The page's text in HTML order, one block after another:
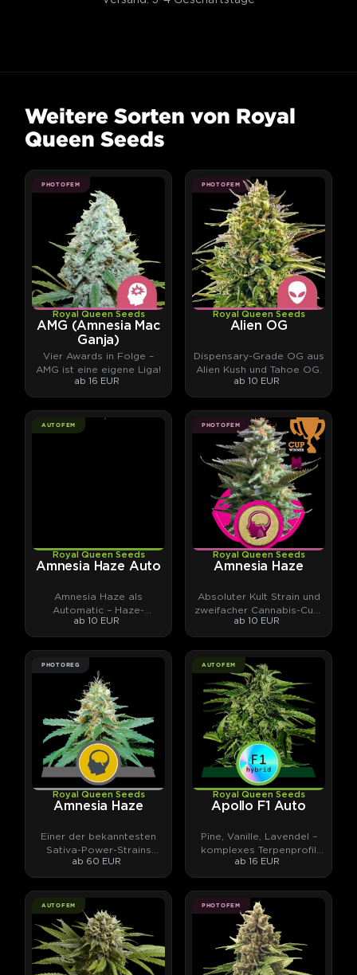
Weitere Sorten von Royal
Queen Seeds
PHOTOFEM
Royal Queen Seeds
AMG (Amnesia Mac
Ganja)
Vier Awards in Folge –
AMG ist eine eigene Liga!
ab 16 EUR
PHOTOFEM
Royal Queen Seeds
Alien OG
Dispensary-Grade OG aus
Alien Kush und Tahoe OG.
ab 10 EUR
AUTOFEM
Royal Queen Seeds
Amnesia Haze Auto
Amnesia Haze als
Automatic – Haze-
Klassiker neu gedacht.
ab 10 EUR
PHOTOFEM
Royal Queen Seeds
Amnesia Haze
Absoluter Kult Strain und
zweifacher Cannabis-Cup-
Gewinner aus den 90ern.
ab 10 EUR
PHOTOREG
Royal Queen Seeds
Amnesia Haze
Einer der bekanntesten
Sativa-Power-Strains
überhaupt.
ab 60 EUR
AUTOFEM
Royal Queen Seeds
Apollo F1 Auto
Pine, Vanille, Lavendel –
komplexes Terpenprofil
trifft hohes THC-Potential
ab 16 EUR
AUTOFEM PHOTOFEM